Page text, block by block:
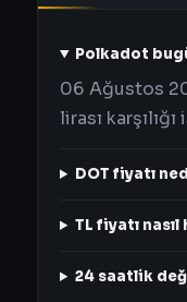
Polkadot
06 Ağustos
lirası
DOT fiyatı
TL fiyatı nasıl
24 saatlik